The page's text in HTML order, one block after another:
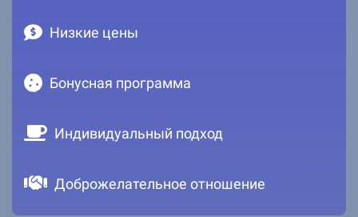
Низкие цены
Бонусная программа
Индивидуальный подход
Доброжелательное отношение